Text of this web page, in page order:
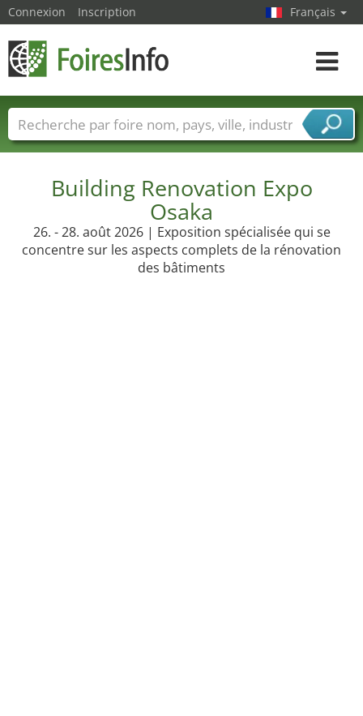
Building Renovation Expo
Osaka
26. - 28. août 2026 | Exposition spécialisée qui se
concentre sur les aspects complets de la rénovation
des bâtiments
Connexion Inscription Français
Toggle
Foire noms Pays Villes
Secteurs de foire